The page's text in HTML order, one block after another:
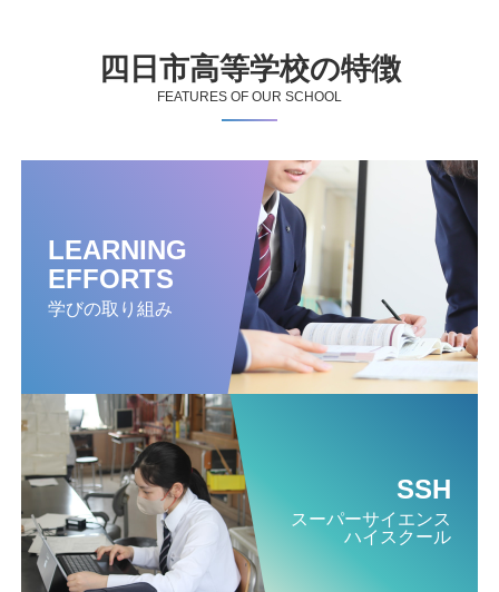
四日市高等学校の特徴
FEATURES OF OUR SCHOOL
LEARNING
EFFORTS
学びの取り組み
SSH
スーパーサイエンス
ハイスクール